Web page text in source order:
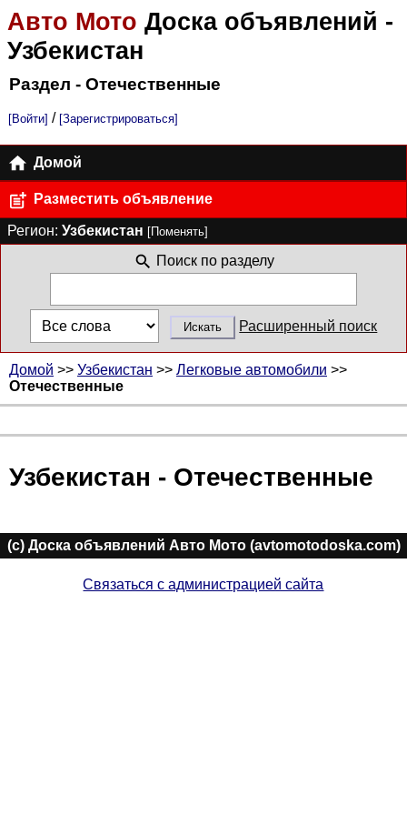
Авто Мото Доска объявлений -
Узбекистан
Раздел - Отечественные
[Войти] / [Зарегистрироваться]
Домой
Разместить объявление
Регион: Узбекистан [Поменять]
Поиск по разделу
Расширенный поиск
Домой >> Узбекистан >> Легковые автомобили >>
Отечественные
Узбекистан - Отечественные
(c) Доска объявлений Авто Мото (avtomotodoska.com)
Связаться с администрацией сайта